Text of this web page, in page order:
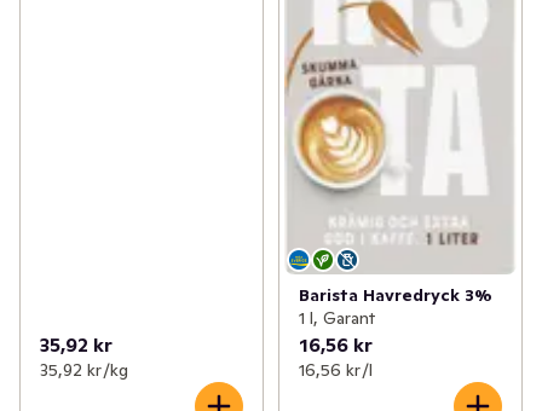
35,92 kr
35,92 kr /kg
Barista Havredryck 3%
1 l, Garant
16,56 kr
16,56 kr /l